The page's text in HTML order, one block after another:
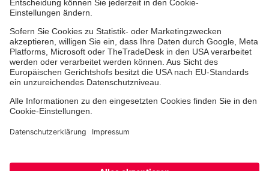
Johanniter-Jugend
Spendenprojekte
Kindertagesstätten
Einrichtungen